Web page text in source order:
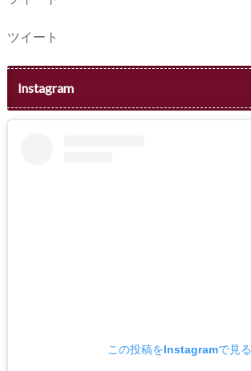
ツイート
Instagram
この投稿をInstagramで見る